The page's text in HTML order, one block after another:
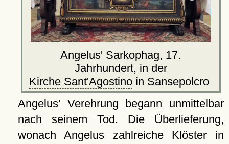
Angelus' Sarkophag, 17.
Jahrhundert, in der
Kirche Sant'Agostino in Sansepolcro
Angelus' Verehrung begann unmittelbar
nach seinem Tod. Die Überlieferung,
wonach Angelus zahlreiche Klöster in